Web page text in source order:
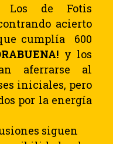
Los de Fotis
acierto
cumplía 600
y los
aferrarse al
iniciales, pero
por la energía
siguen